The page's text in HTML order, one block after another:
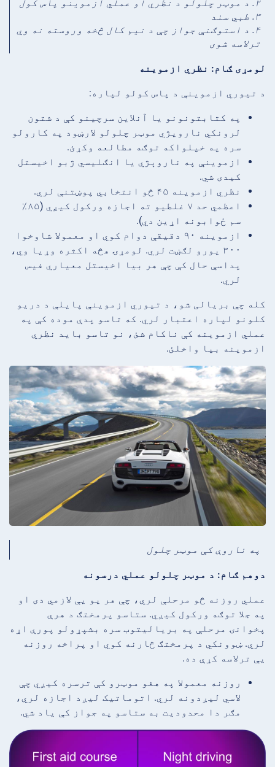
۲. د موټر چلولو د نظري او عملي ازموینو پاس کول
۳. طبي سند
۴. د استوګنې جواز چې د نیم کال څخه وروسته نه وي
ترلاسه شوی
لومړی ګام: نظري ازموینه
د تیوري ازموینې د پاس کولو لپاره:
په کتابتونونو یا آنلاین سرچینو کې د شتون
لرونکي نارویژي موټر چلولو لارښود په کارولو
سره په خپلواکه توګه مطالعه وکړئ.
ازموینې په ناروېژي یا انګلیسي ژبو اخیستل
کیدی شي.
نظري ازموینه ۴۵ څو انتخابي پوښتنې لري.
اعظمي حد ۷ غلطیو ته اجازه ورکول کیږي (۸۵٪
سم ځوابونه اړین دي).
ازموینه ۹۰ دقیقې دوام کوي او معمولا شاوخوا
۳۰۰ یورو لګښت لري. لومړۍ هڅه اکثره وړیا وي،
پداسې حال کې چې هر بیا اخیستل معیاري فیس
لري.
کله چې بریالی شو، د تیوري ازموینې پایلې د دریو
کلونو لپاره اعتبار لري. که تاسو پدې موده کې په
عملي ازموینه کې ناکام شئ، نو تاسو باید نظري
ازموینه بیا واخلئ.
په ناروې کې موټر چلول
دوهم ګام: د موټر چلولو عملي درسونه
عملي روزنه څو مرحلې لري، چې هر یو یې لازمي دی او
په جلا توګه ورکول کیږي. ستاسو پرمختګ د هرې
پخوانۍ مرحلې په بریالیتوب سره بشپړولو پورې اړه
لري. ښوونکي د پرمختګ څارنه کوي او پراخه روزنه
یې ترلاسه کړې ده.
روزنه معمولا په هغو موټرو کې ترسره کیږي چې
لاسي لیږدونه لري. اتوماتیک لیږد اجازه لري،
مګر دا محدودیت به ستاسو په جواز کې یاد شي.